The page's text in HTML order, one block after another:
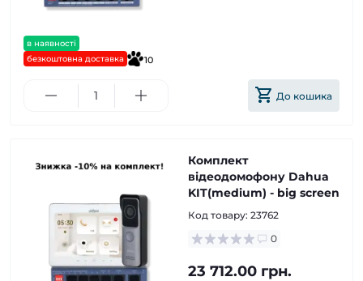
в наявності
безкоштовна доставка
10
До кошика
Комплект
відеодомофону Dahua
KIT(medium) - big screen
Код товару: 23762
0
23 712.00 грн.